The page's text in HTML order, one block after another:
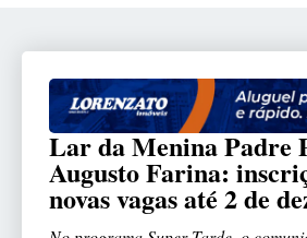
Lar da Menina Padre
Augusto Farina:
novas vagas até 2 de